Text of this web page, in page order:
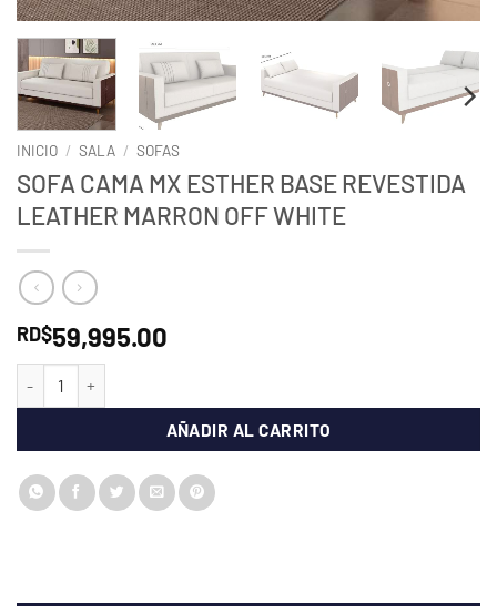
INICIO / SALA / SOFAS
SOFA CAMA MX ESTHER BASE REVESTIDA
LEATHER MARRON OFF WHITE
RD$59,995.00
AÑADIR AL CARRITO